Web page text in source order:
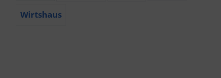
Wirtshaus